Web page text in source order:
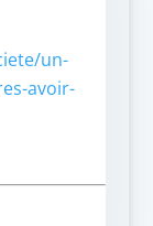
un-
avoir-